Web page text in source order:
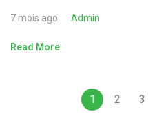
7 mois ago Admin
Read More
1 2 3